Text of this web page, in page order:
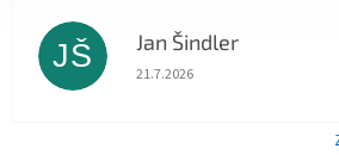
JŠ Jan Šindler
Hodnocení obchodu je 5 z 5
21.7.2026